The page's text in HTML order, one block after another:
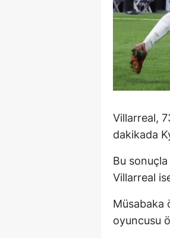
Villarreal,
dakikada
Bu
Villarreal
Müsabaka
oyuncusu